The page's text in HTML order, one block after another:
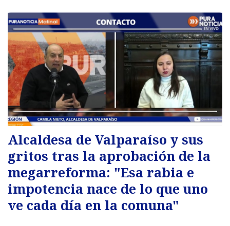
Alcaldesa de Valparaíso y sus
gritos tras la aprobación de la
megarreforma: "Esa rabia e
impotencia nace de lo que uno
ve cada día en la comuna"